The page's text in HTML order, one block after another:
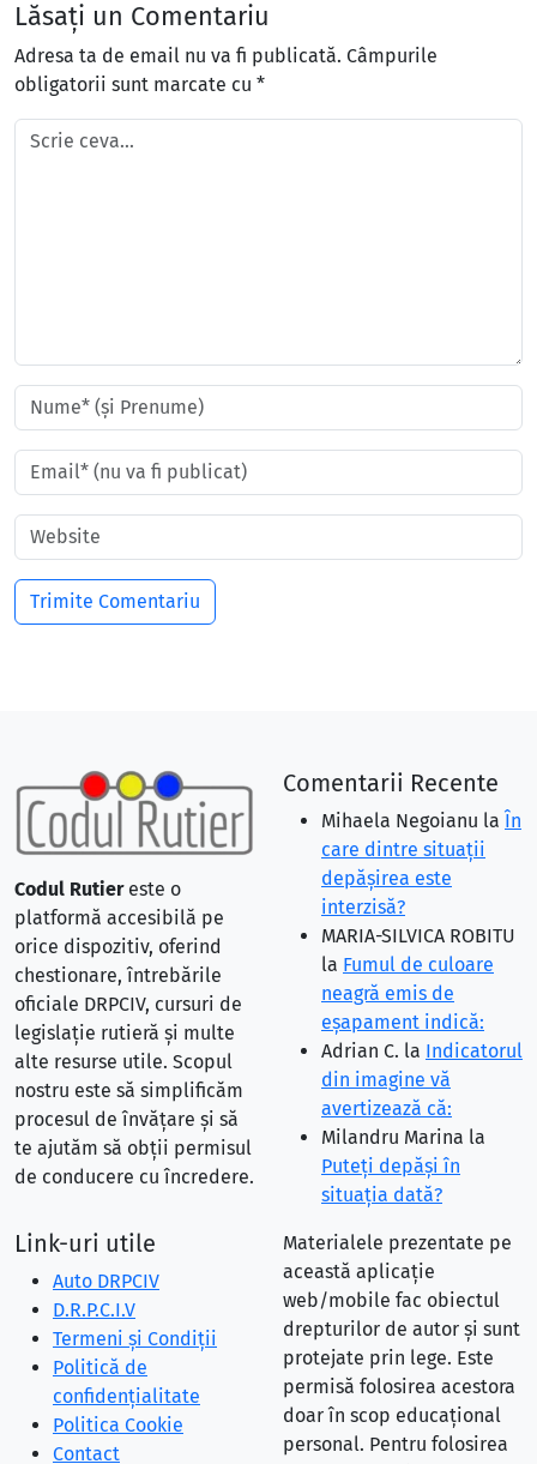
Lăsați un Comentariu
Adresa ta de email nu va fi publicată. Câmpurile
obligatorii sunt marcate cu *
Codul Rutiereste o
platformă accesibilă pe
orice dispozitiv, oferind
chestionare, întrebările
oficiale DRPCIV, cursuri de
legislație rutieră și multe
alte resurse utile. Scopul
nostru este să simplificăm
procesul de învățare și să
te ajutăm să obții permisul
de conducere cu încredere.
Comentarii Recente
Mihaela Negoianu la În
care dintre situaţii
depăşirea este
interzisă?
MARIA-SILVICA ROBITU
la Fumul de culoare
neagră emis de
eşapament indică:
Adrian C. la Indicatorul
din imagine vă
avertizează că:
Milandru Marina la
Puteţi depăşi în
situaţia dată?
Link-uri utile
Auto DRPCIV
D.R.P.C.I.V
Termeni și Condiții
Politică de
confidențialitate
Politica Cookie
Contact
Materialele prezentate pe
această aplicație
web/mobile fac obiectul
drepturilor de autor și sunt
protejate prin lege. Este
permisă folosirea acestora
doar în scop educațional
personal. Pentru folosirea